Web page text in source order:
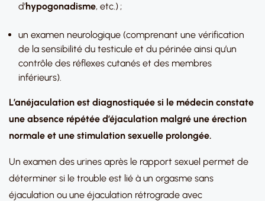
d’hypogonadisme, etc.) ;
un examen neurologique (comprenant une vérification
de la sensibilité du testicule et du périnée ainsi qu’un
contrôle des réflexes cutanés et des membres
inférieurs).
L’anéjaculation est diagnostiquée si le médecin constate
une absence répétée d’éjaculation malgré une érection
normale et une stimulation sexuelle prolongée.
Un examen des urines après le rapport sexuel permet de
déterminer si le trouble est lié à un orgasme sans
éjaculation ou une éjaculation rétrograde avec